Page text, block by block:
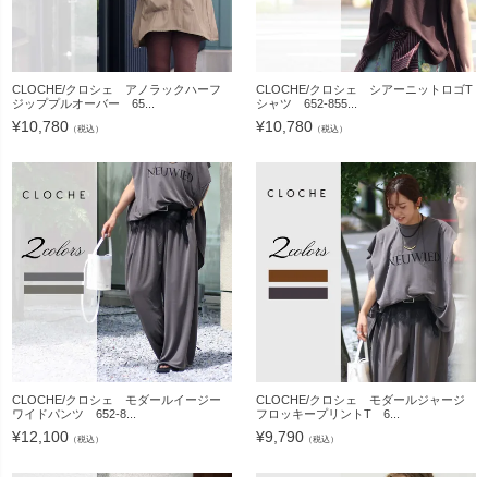
CLOCHE/クロシェ アノラックハーフ
ジッププルオーバー 65...
¥10,780 （税込）
CLOCHE/クロシェ シアーニットロゴT
シャツ 652-855...
¥10,780 （税込）
CLOCHE/クロシェ モダールイージー
ワイドパンツ 652-8...
¥12,100 （税込）
CLOCHE/クロシェ モダールジャージ
フロッキープリントT 6...
¥9,790 （税込）